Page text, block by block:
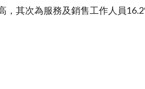
，其次為服務及銷售工作人員